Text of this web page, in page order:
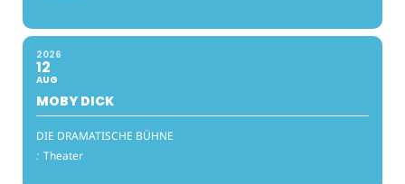
2026
12
AUG
MOBY DICK
DIE DRAMATISCHE BÜHNE
: Theater